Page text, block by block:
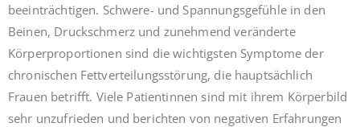
beeinträchtigen. Schwere- und Spannungsgefühle in den
Beinen, Druckschmerz und zunehmend veränderte
Körperproportionen sind die wichtigsten Symptome der
chronischen Fettverteilungsstörung, die hauptsächlich
Frauen betrifft. Viele Patientinnen sind mit ihrem Körperbild
sehr unzufrieden und berichten von negativen Erfahrungen